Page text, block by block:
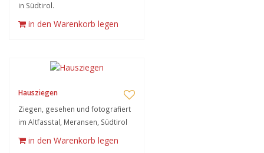
in Südtirol.
in den Warenkorb legen
Hausziegen
Ziegen, gesehen und fotografiert
im Altfasstal, Meransen, Südtirol
in den Warenkorb legen